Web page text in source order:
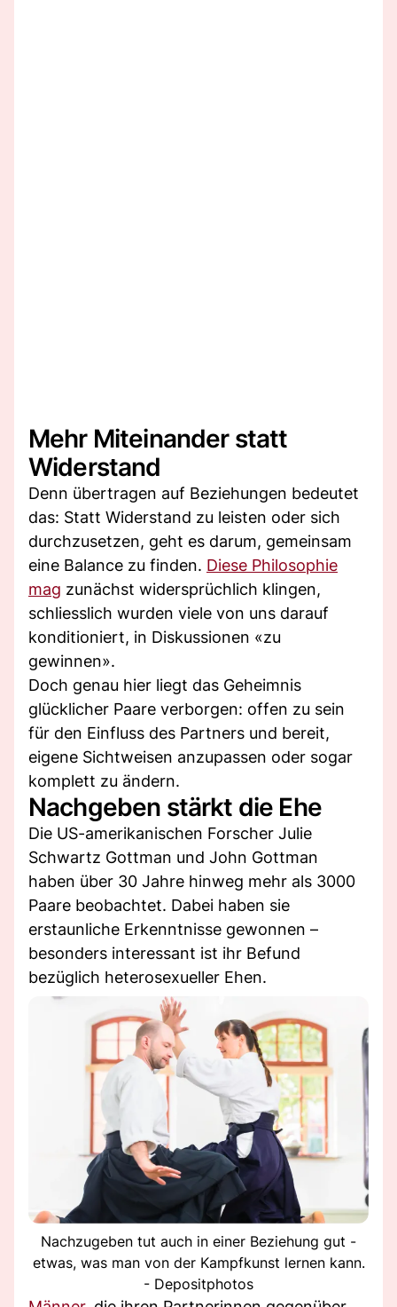
Mehr Miteinander statt
Widerstand
Denn übertragen auf Beziehungen bedeutet
das: Statt Widerstand zu leisten oder sich
durchzusetzen, geht es darum, gemeinsam
eine Balance zu finden. Diese Philosophie
mag zunächst widersprüchlich klingen,
schliesslich wurden viele von uns darauf
konditioniert, in Diskussionen «zu
gewinnen».
Doch genau hier liegt das Geheimnis
glücklicher Paare verborgen: offen zu sein
für den Einfluss des Partners und bereit,
eigene Sichtweisen anzupassen oder sogar
komplett zu ändern.
Nachgeben stärkt die Ehe
Die US-amerikanischen Forscher Julie
Schwartz Gottman und John Gottman
haben über 30 Jahre hinweg mehr als 3000
Paare beobachtet. Dabei haben sie
erstaunliche Erkenntnisse gewonnen –
besonders interessant ist ihr Befund
bezüglich heterosexueller Ehen.
Nachzugeben tut auch in einer Beziehung gut -
etwas, was man von der Kampfkunst lernen kann.
- Depositphotos